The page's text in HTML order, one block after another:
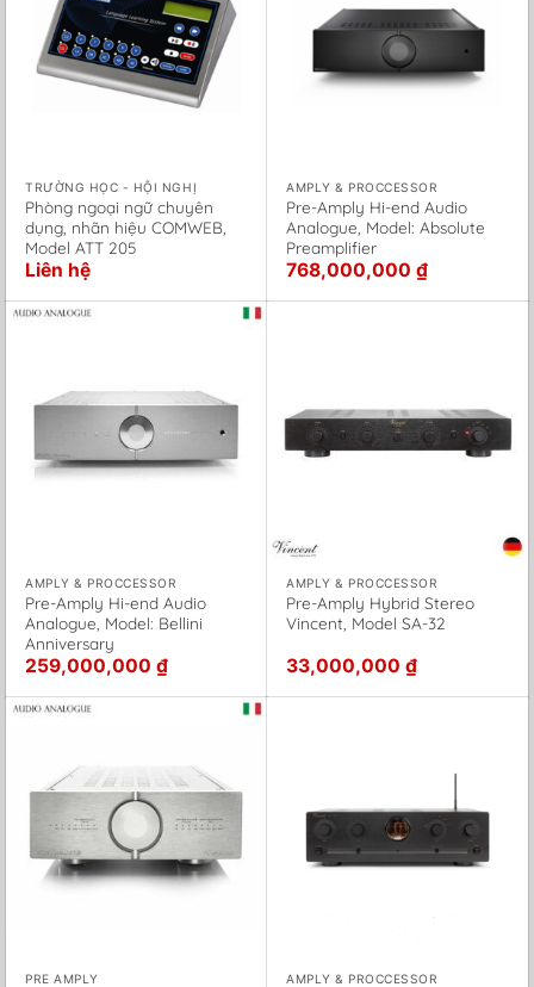
TRƯỜNG HỌC - HỘI NGHỊ
Phòng ngoại ngữ chuyên
dụng, nhãn hiệu COMWEB,
Model ATT 205
Liên hệ
AMPLY & PROCCESSOR
Pre-Amply Hi-end Audio
Analogue, Model: Absolute
Preamplifier
768,000,000₫
AMPLY & PROCCESSOR
Pre-Amply Hi-end Audio
Analogue, Model: Bellini
Anniversary
259,000,000₫
AMPLY & PROCCESSOR
Pre-Amply Hybrid Stereo
Vincent, Model SA-32
33,000,000₫
PRE AMPLY AMPLY & PROCCESSOR